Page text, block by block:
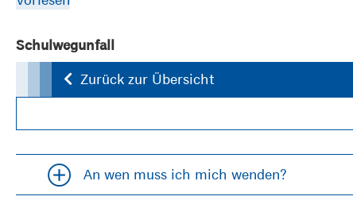
Schulwegunfall
Zurück zur Übersicht
Accordion öfffnen und schließen
An wen muss ich mich wenden?